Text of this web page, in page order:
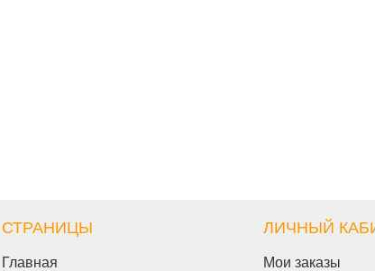
СТРАНИЦЫ
Главная
ЛИЧНЫЙ
Мои заказы